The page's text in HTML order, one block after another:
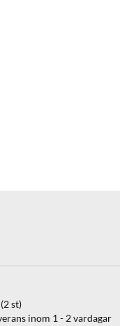
st)
inom 1 - 2 vardagar